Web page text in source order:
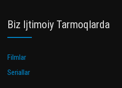
Biz Ijtimoiy Tarmoqlarda
Filmlar
Seriallar